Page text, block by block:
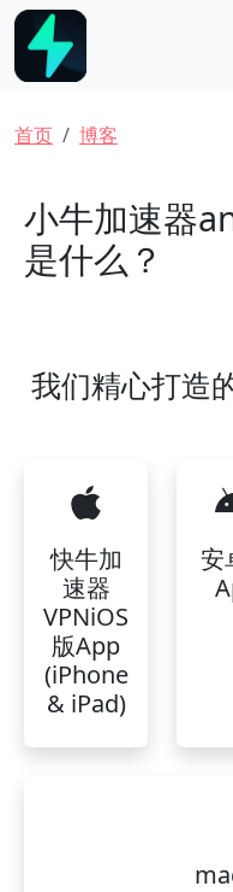
跳转到主要内容
面包屑
首页 博客
小牛加速器
是什么？
我们精心打造
快牛加
速器
VPNiOS
版App
(iPhone
& iPad)
安